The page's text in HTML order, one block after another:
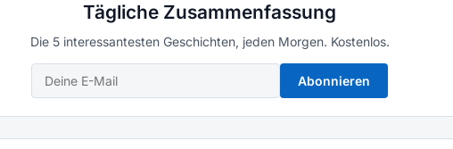
Tägliche Zusammenfassung
Die 5 interessantesten Geschichten, jeden Morgen. Kostenlos.
Abonnieren